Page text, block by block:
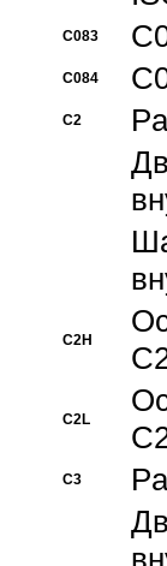
C083
C084
C2
C2H
C2L
C3